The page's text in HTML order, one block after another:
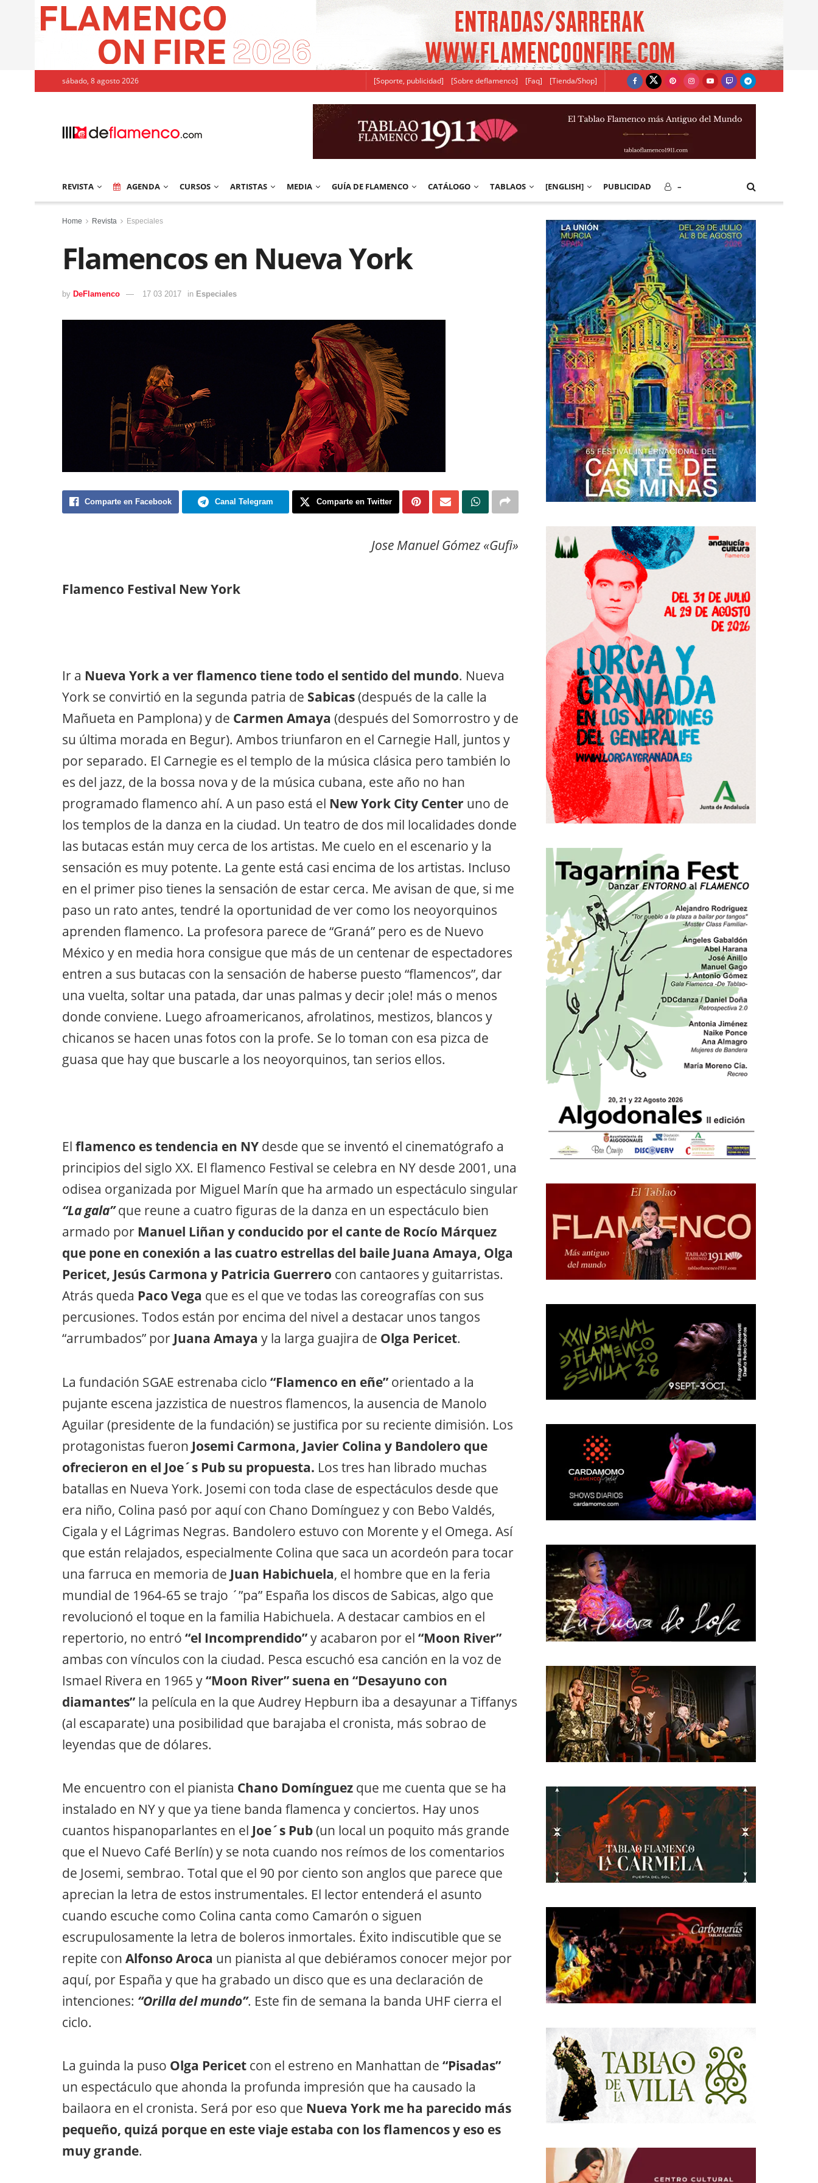
sábado, 8 agosto 2026 [Soporte, publicidad] [Sobre deflamenco] [Faq] [Tienda/Shop]
REVISTA AGENDA CURSOS ARTISTAS MEDIA GUÍA DE FLAMENCO CATÁLOGO TABLAOS [ENGLISH] PUBLICIDAD –
Home Revista Especiales
Flamencos en Nueva York
by DeFlamenco 17 03 2017 in Especiales
Comparte en Facebook Canal Telegram Comparte en Twitter
Jose Manuel Gómez «Gufi»
Flamenco Festival New York
Ir a Nueva York a ver flamenco tiene todo el sentido del mundo. Nueva
York se convirtió en la segunda patria de Sabicas(después de la calle la
Mañueta en Pamplona) y de Carmen Amaya (después del Somorrostro y de
su última morada en Begur). Ambos triunfaron en el Carnegie Hall, juntos y
por separado. El Carnegie es el templo de la música clásica pero también lo
es del jazz, de la bossa nova y de la música cubana, este año no han
programado flamenco ahí. A un paso está el New York City Center uno de
los templos de la danza en la ciudad. Un teatro de dos mil localidades donde
las butacas están muy cerca de los artistas. Me cuelo en el escenario y la
sensación es muy potente. La gente está casi encima de los artistas. Incluso
en el primer piso tienes la sensación de estar cerca. Me avisan de que, si me
paso un rato antes, tendré la oportunidad de ver como los neoyorquinos
aprenden flamenco. La profesora parece de “Graná” pero es de Nuevo
México y en media hora consigue que más de un centenar de espectadores
entren a sus butacas con la sensación de haberse puesto “flamencos”, dar
una vuelta, soltar una patada, dar unas palmas y decir ¡ole! más o menos
donde conviene. Luego afroamericanos, afrolatinos, mestizos, blancos y
chicanos se hacen unas fotos con la profe. Se lo toman con esa pizca de
guasa que hay que buscarle a los neoyorquinos, tan serios ellos.
El flamenco es tendencia en NY desde que se inventó el cinematógrafo a
principios del siglo XX. El flamenco Festival se celebra en NY desde 2001, una
odisea organizada por Miguel Marín que ha armado un espectáculo singular
“La gala”que reune a cuatro figuras de la danza en un espectáculo bien
armado por Manuel Liñan y conducido por el cante de Rocío Márquez
que pone en conexión a las cuatro estrellas del baile Juana Amaya, Olga
Pericet, Jesús Carmona y Patricia Guerrero con cantaores y guitarristas.
Atrás queda Paco Vega que es el que ve todas las coreografías con sus
percusiones. Todos están por encima del nivel a destacar unos tangos
“arrumbados” por Juana Amaya y la larga guajira de Olga Pericet.
La fundación SGAE estrenaba ciclo “Flamenco en eñe” orientado a la
pujante escena jazzistica de nuestros flamencos, la ausencia de Manolo
Aguilar (presidente de la fundación) se justifica por su reciente dimisión. Los
protagonistas fueron Josemi Carmona, Javier Colina y Bandolero que
ofrecieron en el Joe´s Pub su propuesta. Los tres han librado muchas
batallas en Nueva York. Josemi con toda clase de espectáculos desde que
era niño, Colina pasó por aquí con Chano Domínguez y con Bebo Valdés,
Cigala y el Lágrimas Negras. Bandolero estuvo con Morente y el Omega. Así
que están relajados, especialmente Colina que saca un acordeón para tocar
una farruca en memoria de Juan Habichuela, el hombre que en la feria
mundial de 1964-65 se trajo ´”pa” España los discos de Sabicas, algo que
revolucionó el toque en la familia Habichuela. A destacar cambios en el
repertorio, no entró “el Incomprendido”y acabaron por el “Moon River”
ambas con vínculos con la ciudad. Pesca escuchó esa canción en la voz de
Ismael Rivera en 1965 y“Moon River” suena en “Desayuno con
diamantes” la película en la que Audrey Hepburn iba a desayunar a Tiffanys
(al escaparate) una posibilidad que barajaba el cronista, más sobrao de
leyendas que de dólares.
Me encuentro con el pianista Chano Domínguez que me cuenta que se ha
instalado en NY y que ya tiene banda flamenca y conciertos. Hay unos
cuantos hispanoparlantes en el Joe´s Pub(un local un poquito más grande
que el Nuevo Café Berlín) y se nota cuando nos reímos de los comentarios
de Josemi, sembrao. Total que el 90 por ciento son anglos que parece que
aprecian la letra de estos instrumentales. El lector entenderá el asunto
cuando escuche como Colina canta como Camarón o siguen
escrupulosamente la letra de boleros inmortales. Éxito indiscutible que se
repite con Alfonso Aroca un pianista al que debiéramos conocer mejor por
aquí, por España y que ha grabado un disco que es una declaración de
intenciones: “Orilla del mundo”. Este fin de semana la banda UHF cierra el
ciclo.
La guinda la puso Olga Pericet con el estreno en Manhattan de “Pisadas”
un espectáculo que ahonda la profunda impresión que ha causado la
bailaora en el cronista. Será por eso que Nueva York me ha parecido más
pequeño, quizá porque en este viaje estaba con los flamencos y eso es
muy grande.